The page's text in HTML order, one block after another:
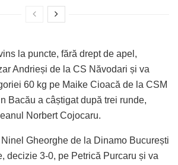
la puncte, fără drept de apel,
Andrieși de la CS Năvodari și va
60 kg pe Maike Cioacă de la CSM
Bacău a câștigat după trei runde,
Norbert Cojocaru.
Gheorghe de la Dinamo București
decizie 3-0, pe Petrică Purcaru și va